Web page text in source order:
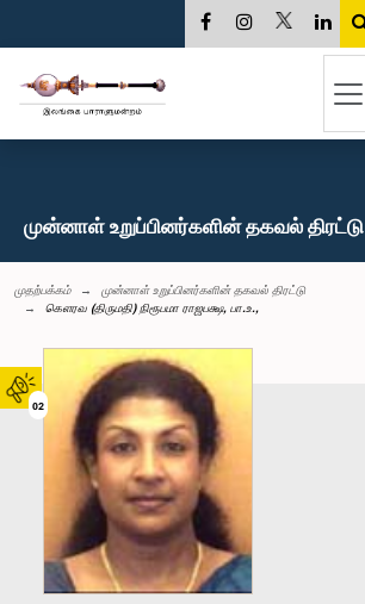
02
முன்னாள் உறுப்பினர்களின் தகவல் திரட்டு
முதற்பக்கம்
முன்னாள் உறுப்பினர்களின் தகவல் திரட்டு
கௌரவ (திருமதி) நிரூபமா ராஜபக்ஷ, பா.உ.,